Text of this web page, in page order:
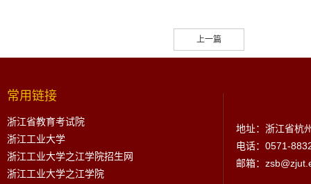
上一篇
常用链接
浙江省教育考试院
浙江工业大学
浙江工业大学之江学院招生网
浙江工业大学之江学院
地址：浙江省杭
电话：0571-
邮箱：